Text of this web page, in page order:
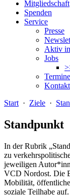
Mitgliedschaft
Spenden
Service
Presse
Aktiv
Jobs
Termine
Kontakt
Start · Ziele ·
Standpunkt
In der Rubrik
zu
jeweiligen
VCD Nordost. Die
Mobilität,
soziale Teilhabe